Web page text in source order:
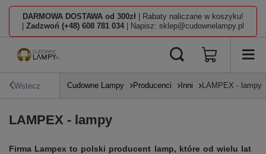
DARMOWA DOSTAWA od 300zł | Rabaty naliczane w koszyku!
Zadzwoń (+48) 608 781 034 | Napisz: sklep@cudownelampy.pl
Wstecz Cudowne Lampy Producenci Inni LAMPEX - lampy
LAMPEX - lampy
Firma Lampex to polski producent lamp, które od wielu lat